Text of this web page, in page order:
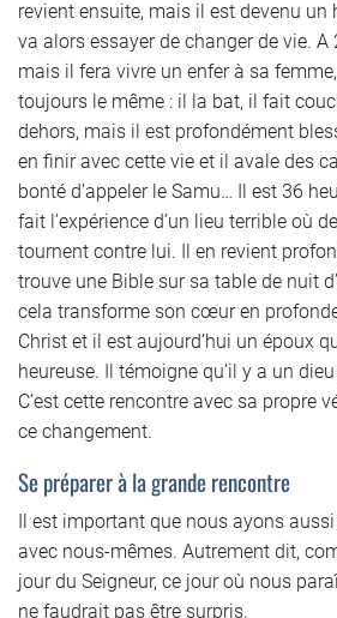
revient ensuite, mais il est devenu un
va alors essayer de changer de vie. A
mais il fera vivre un enfer à sa
toujours le même : il la bat, il fait
dehors, mais il est profondément
en finir avec cette vie et il avale des
bonté d’appeler le Samu… Il est 36
fait l’expérience d’un lieu terrible où
tournent contre lui. Il en revient
trouve une Bible sur sa table de nuit
cela transforme son cœur en
Christ et il est aujourd’hui un époux
heureuse. Il témoigne qu’il y a un
C’est cette rencontre avec sa propre
ce changement.
Se préparer à la grande rencontre
Il est important que nous ayons
avec nous-mêmes. Autrement dit,
jour du Seigneur, ce jour où nous
ne faudrait pas être surpris.